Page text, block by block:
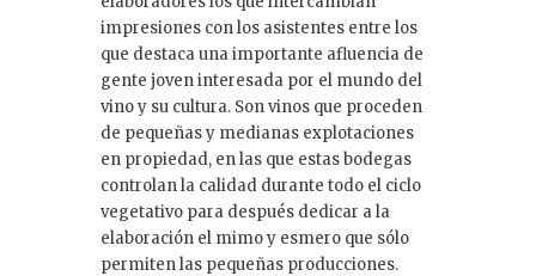
impresiones con los asistentes entre los
que destaca una importante afluencia de
gente joven interesada por el mundo del
vino y su cultura. Son vinos que proceden
de pequeñas y medianas explotaciones
en propiedad, en las que estas bodegas
controlan la calidad durante todo el ciclo
vegetativo para después dedicar a la
elaboración el mimo y esmero que sólo
permiten las pequeñas producciones.